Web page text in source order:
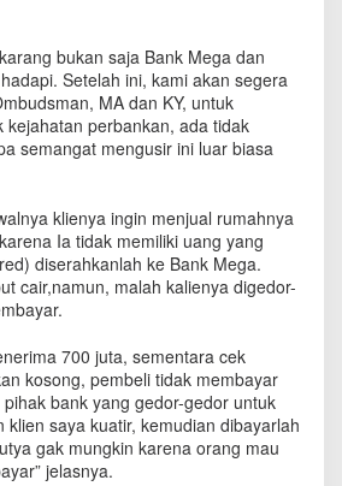
bukan saja Bank Mega dan
Setelah ini, kami akan segera
MA dan KY, untuk
kejahatan perbankan, ada tidak
semangat mengusir ini luar biasa
klienya ingin menjual rumahnya
Ia tidak memiliki uang yang
diserahkanlah ke Bank Mega.
cair,namun, malah kalienya digedor-
700 juta, sementara cek
kosong, pembeli tidak membayar
bank yang gedor-gedor untuk
klien saya kuatir, kemudian dibayarlah
gak mungkin karena orang mau
jelasnya.